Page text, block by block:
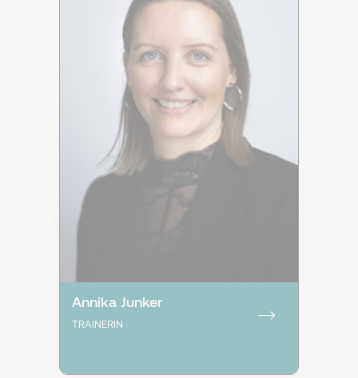
Annika Junker
TRAINERIN